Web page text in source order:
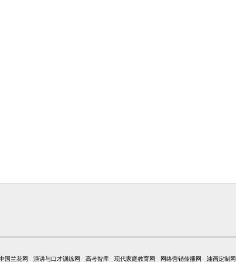
国兰花网 演讲与口才训练网 高考智库 现代家庭教育网 网络营销传播网 油画定制网